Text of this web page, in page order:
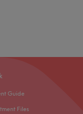
Guide
Files